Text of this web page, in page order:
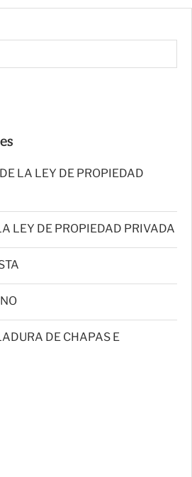
LA LEY DE PROPIEDAD
LEY DE PROPIEDAD PRIVADA
DE CHAPAS E